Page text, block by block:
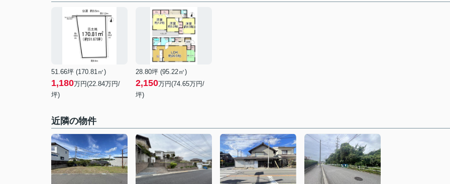
51.66坪 (170.81㎡)
1,180万円(22.84万円/
坪)
28.80坪 (95.22㎡)
2,150万円(74.65万円/
坪)
近隣の物件